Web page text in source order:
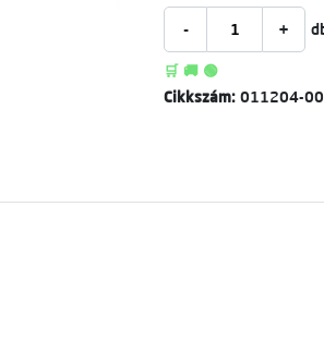
- +
🛒 🚚 🟢
Cikkszám: 011204-